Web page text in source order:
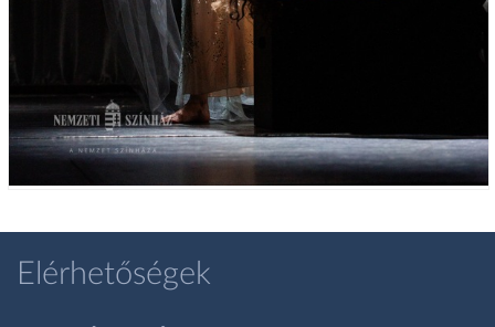
Elérhetőségek